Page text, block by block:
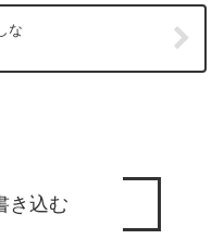
のです。安易に登録する
性があるので登録は絶対
情報」「プライバシー
んと会社名が記載されて
らない方が無難です。信
な
き込む